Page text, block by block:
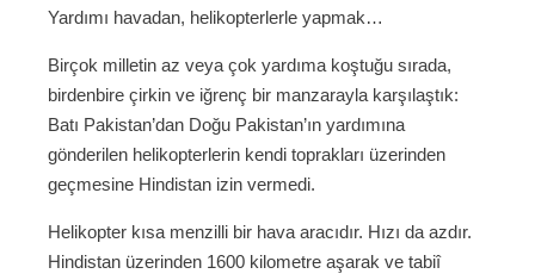
Yardımı havadan, helikopterlerle yapmak…
Birçok milletin az veya çok yardıma koştuğu sırada,
birdenbire çirkin ve iğrenç bir manzarayla karşılaştık:
Batı Pakistan’dan Doğu Pakistan’ın yardımına
gönderilen helikopterlerin kendi toprakları üzerinden
geçmesine Hindistan izin vermedi.
Helikopter kısa menzilli bir hava aracıdır. Hızı da azdır.
Hindistan üzerinden 1600 kilometre aşarak ve tabiî